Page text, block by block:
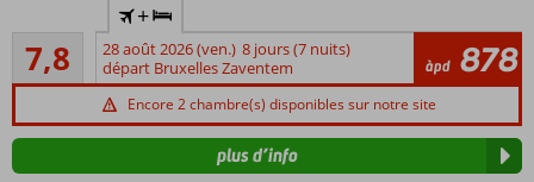
salle de
jeux et
même
bowling
et de
Nessebar
aquatique
pour
barboter
7,8
Bon
34
commentaires
+
28 août 2026 (ven.) 8 jours (7 nuits)
départ Bruxelles Zaventem
àpd 878
Encore 2 chambre(s) disponibles sur notre site
plus d’info